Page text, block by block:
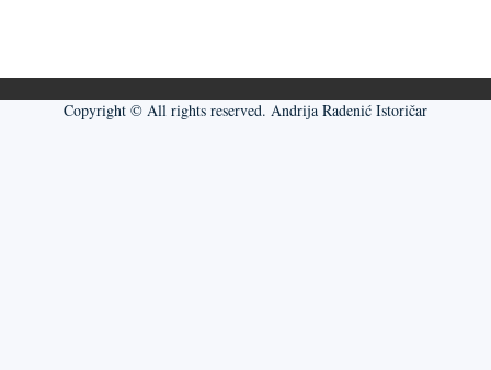
Copyright © All rights reserved. Andrija Radenić Istoričar